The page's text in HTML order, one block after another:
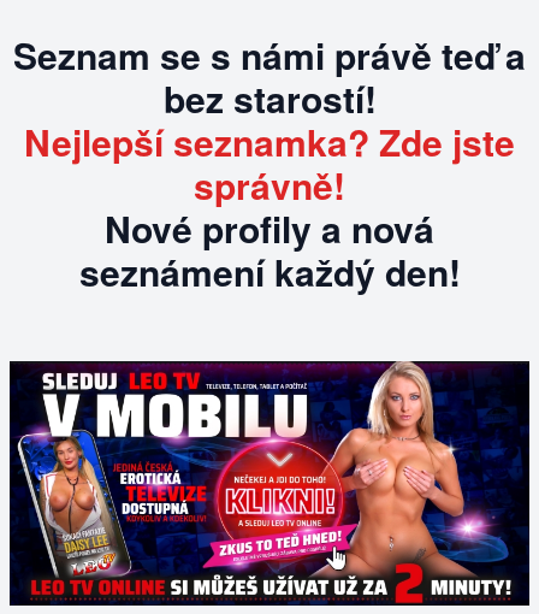
Seznam se s námi právě teď a
bez starostí!
Nejlepší seznamka? Zde jste
správně!
Nové profily a nová
seznámení každý den!